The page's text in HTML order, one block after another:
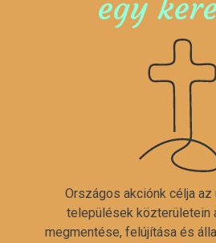
Országos akciónk célja az
települések közterületein
megmentése, felújítása és